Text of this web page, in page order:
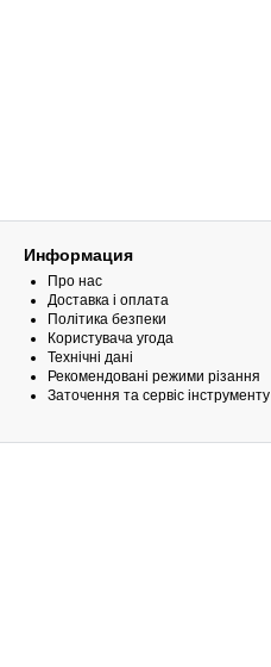
Информация
Про нас
Доставка і оплата
Політика безпеки
Користувача угода
Технічні дані
Рекомендовані режими різання
Заточення та сервіс інструменту